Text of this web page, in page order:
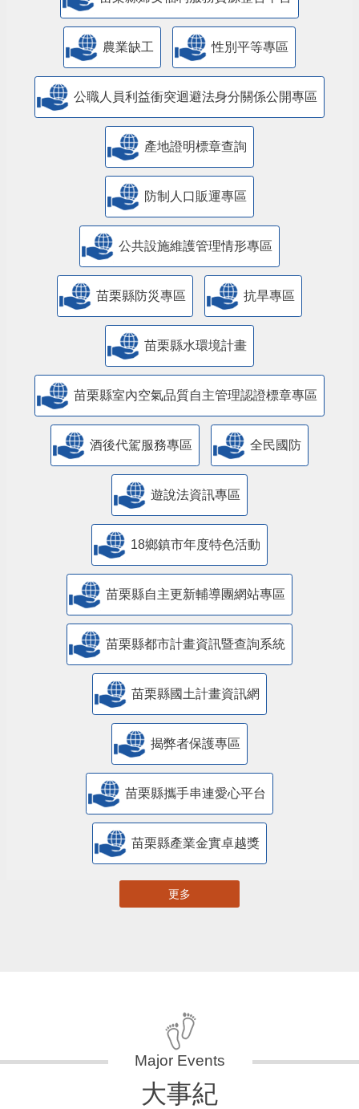
農業缺工 性別平等專區
公職人員利益衝突迴避法身分關係公開專區
產地證明標章查詢
防制人口販運專區
​公共設施維護管理情形專區
苗栗縣防災專區 抗旱專區
苗栗縣水環境計畫
苗栗縣室內空氣品質自主管理認證標章專區
酒後代駕服務專區 全民國防
遊說法資訊專區
18鄉鎮市年度特色活動
苗栗縣自主更新輔導團網站專區
苗栗縣都市計畫資訊暨查詢系統
苗栗縣國土計畫資訊網
揭弊者保護專區
苗栗縣攜手串連愛心平台
苗栗縣產業金實卓越獎
更多
大事紀